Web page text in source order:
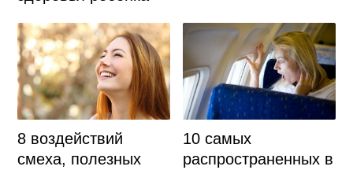
8 воздействий
смеха, полезных
10 самых
распространенных в